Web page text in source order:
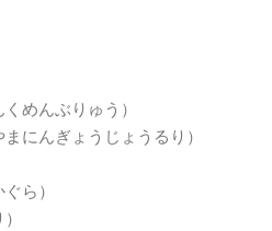
んぶりゅう）
ぎょうじょうるり）
）